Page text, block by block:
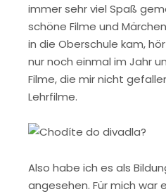
immer sehr viel Spaß
schöne Filme und
in die Oberschule kam,
nur noch einmal im Jahr
Filme, die mir nicht
Lehrfilme.
Also habe ich es als
angesehen. Für mich war